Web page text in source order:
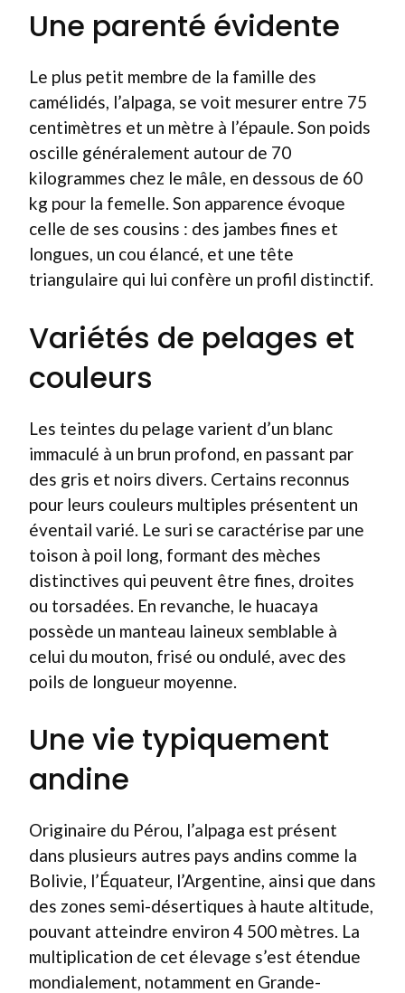
Une parenté évidente
Le plus petit membre de la famille des
camélidés, l’alpaga, se voit mesurer entre 75
centimètres et un mètre à l’épaule. Son poids
oscille généralement autour de 70
kilogrammes chez le mâle, en dessous de 60
kg pour la femelle. Son apparence évoque
celle de ses cousins : des jambes fines et
longues, un cou élancé, et une tête
triangulaire qui lui confère un profil distinctif.
Variétés de pelages et
couleurs
Les teintes du pelage varient d’un blanc
immaculé à un brun profond, en passant par
des gris et noirs divers. Certains reconnus
pour leurs couleurs multiples présentent un
éventail varié. Le suri se caractérise par une
toison à poil long, formant des mèches
distinctives qui peuvent être fines, droites
ou torsadées. En revanche, le huacaya
possède un manteau laineux semblable à
celui du mouton, frisé ou ondulé, avec des
poils de longueur moyenne.
Une vie typiquement
andine
Originaire du Pérou, l’alpaga est présent
dans plusieurs autres pays andins comme la
Bolivie, l’Équateur, l’Argentine, ainsi que dans
des zones semi-désertiques à haute altitude,
pouvant atteindre environ 4 500 mètres. La
multiplication de cet élevage s’est étendue
mondialement, notamment en Grande-